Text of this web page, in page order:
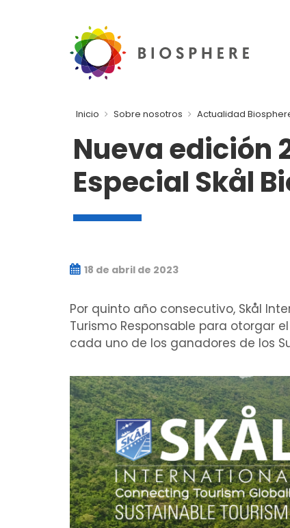
Inicio Sobre nosotros Actualidad
Nueva edición
Especial Skål
18 de abril de 2023
Por quinto año consecutivo, Skål
Turismo Responsable para otorgar
cada uno de los ganadores de los